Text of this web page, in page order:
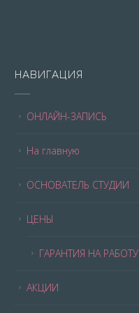
НАВИГАЦИЯ
ОНЛАЙН-ЗАПИСЬ
На главную
ОСНОВАТЕЛЬ СТУДИИ
ЦЕНЫ
ГАРАНТИЯ НА РАБОТУ
АКЦИИ